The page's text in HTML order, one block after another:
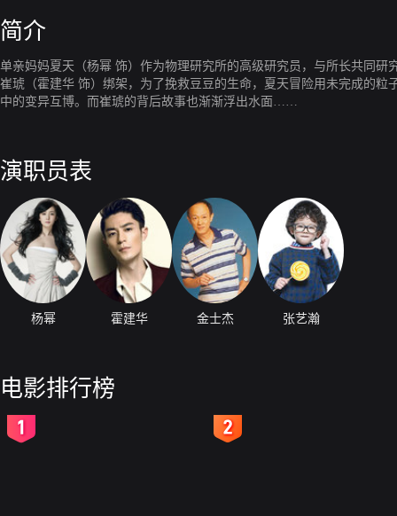
简介
单亲妈妈夏天（杨幂 饰）作为物理研究所的高级研究员，与所长共同
崔琥（霍建华 饰）绑架，为了挽救豆豆的生命，夏天冒险用未完成的
中的变异互博。而崔琥的背后故事也渐渐浮出水面……
演职员表
杨幂 霍建华 金士杰 张艺瀚
电影排行榜